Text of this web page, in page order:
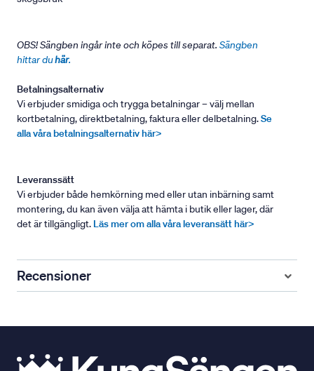
OBS! Sängben ingår inte och köpes till separat. Sängben
hittar duhär.
Betalningsalternativ
Vi erbjuder smidiga och trygga betalningar – välj mellan
kortbetalning, direktbetalning, faktura eller delbetalning.Se
alla våra betalningsalternativ här>
Leveranssätt
Vi erbjuder både hemkörning med eller utan inbärning samt
montering, du kan även välja att hämta i butik eller lager, där
det är tillgängligt. Läs mer om alla våra leveransätt här>
Recensioner